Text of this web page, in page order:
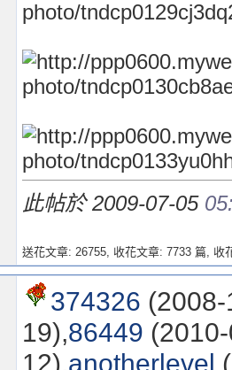
此帖於 2009-07-05
送花文章: 26755, 收花文章: 7733 篇, 收
374326
19),86449
12),anotherlevel